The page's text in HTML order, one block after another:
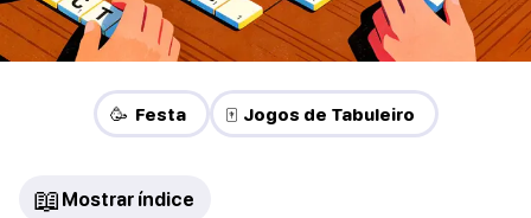
🥳 Festa 🀄 Jogos de Tabuleiro
📖 Mostrar índice